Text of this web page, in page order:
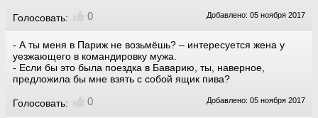
Голосовать: 0 Добавлено: 05 ноября 2017
- А ты меня в Париж не возьмёшь? – интересуется жена у
уезжающего в командировку мужа.
- Если бы это была поездка в Баварию, ты, наверное,
предложила бы мне взять с собой ящик пива?
Голосовать: 0 Добавлено: 05 ноября 2017